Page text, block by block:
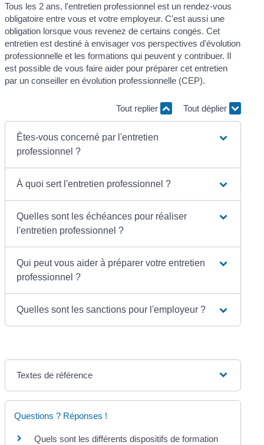
Tous les 2 ans, l'entretien professionnel est un rendez-vous
obligatoire entre vous et votre employeur. C'est aussi une
obligation lorsque vous revenez de certains congés. Cet
entretien est destiné à envisager vos perspectives d'évolution
professionnelle et les formations qui peuvent y contribuer. Il
est possible de vous faire aider pour préparer cet entretien
par un conseiller en évolution professionnelle (CEP).
Tout replier Tout déplier
Êtes-vous concerné par l'entretien
professionnel ?
À quoi sert l'entretien professionnel ?
Quelles sont les échéances pour réaliser
l'entretien professionnel ?
Qui peut vous aider à préparer votre entretien
professionnel ?
Quelles sont les sanctions pour l'employeur ?
Textes de référence
Questions ? Réponses !
Quels sont les différents dispositifs de formation